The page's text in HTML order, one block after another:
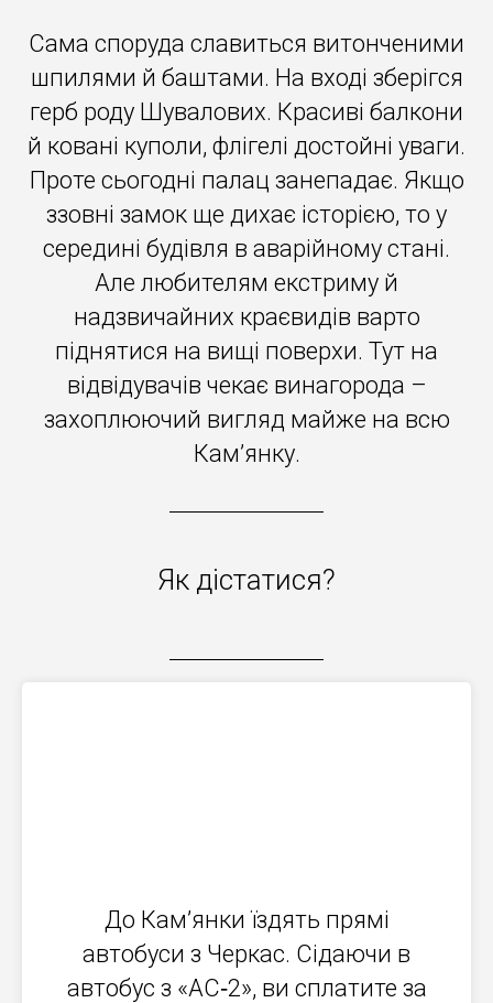
Сама споруда славиться витонченими
шпилями й баштами. На вході зберігся
герб роду Шувалових. Красиві балкони
й ковані куполи, флігелі достойні уваги.
Проте сьогодні палац занепадає. Якщо
ззовні замок ще дихає історією, то у
середині будівля в аварійному стані.
Але любителям екстриму й
надзвичайних краєвидів варто
піднятися на вищі поверхи. Тут на
відвідувачів чекає винагорода –
захоплюючий вигляд майже на всю
Кам’янку.
Як дістатися?
До Кам’янки їздять прямі
автобуси з Черкас. Сідаючи в
автобус з «АС‐2», ви сплатите за